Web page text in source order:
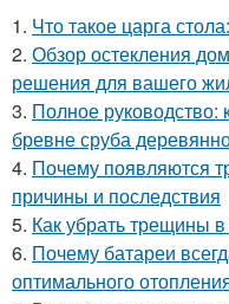
1. Что такое царга
2. Обзор остекления
решения для вашего
3. Полное руководство:
бревне сруба
4. Почему появляются
причины и последствия
5. Как убрать трещины
6. Почему батареи
оптимального